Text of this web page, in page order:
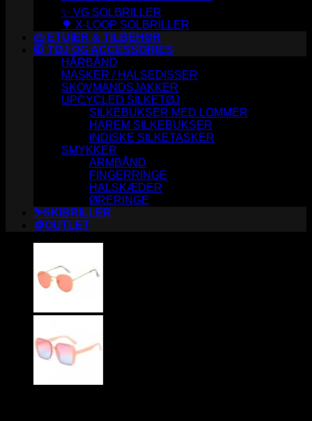
✨ VG SOLBRILLER
🌳 X-LOOP SOLBRILLER
👜 ETUIER & TILBEHØR
🧥 TØJ OG ACCESSORIES
HÅRBÅND
MASKER / HALSEDISSER
SKOVMANDSJAKKER
UPCYCLED SILKETØJ
SILKEBUKSER MED LOMMER
HAREM SILKEBUKSER
INDISKE SILKETASKER
SMYKKER
ARMBÅND
FINGERRINGE
HALSKÆDER
ØRERINGE
⛷️SKIBRILLER
🪙OUTLET